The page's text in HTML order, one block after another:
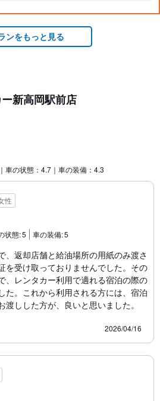
ンをもっと見る
新高岡駅前店
車の状態：4.7｜車の装備：4.3
性
状態:5 車の装備:5
、返却店舗と給油場所の用紙のみ渡さ
を受け取っておりませんでした。その
、レンタカー利用で適れる宿泊の際の
た。これから利用される方には、宿泊
しした方が、良いと思いました。
2026/04/16